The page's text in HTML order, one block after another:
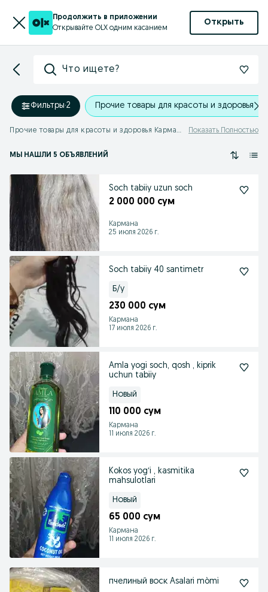
Продолжить в приложении
Открывайте OLX одним касанием
Открыть
Что ищете?
Фильтры·2 Прочие товары для красоты и здоровья
Прочие товары для красоты и здоровья Кармана Показать Полностью
МЫ НАШЛИ 5 ОБЪЯВЛЕНИЙ
Soch tabiiy uzun soch
2 000 000 сум
Кармана
25 июля 2026 г.
Soch tabiiy 40 santimetr
Б/у
230 000 сум
Кармана
17 июля 2026 г.
Amla yogi soch, qosh , kiprik
uchun tabiiy
Новый
110 000 сум
Кармана
11 июля 2026 г.
Kokos yogʻi , kasmitika
mahsulotlari
Новый
65 000 сум
Кармана
11 июля 2026 г.
пчелиный воск Asalari mòmi